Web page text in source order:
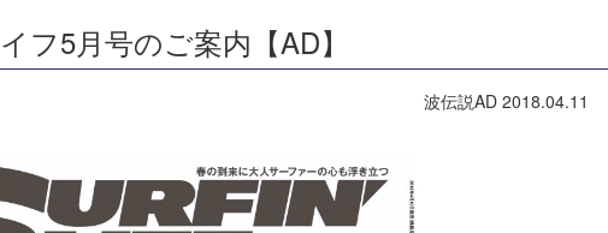
フ5月号のご案内【AD】
波伝説AD 2018.04.11